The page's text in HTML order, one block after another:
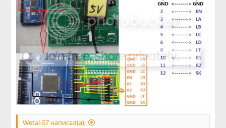
Wetal-57 написал(а):